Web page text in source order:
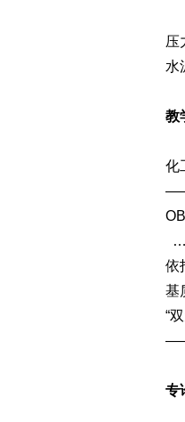
压
水
教
化
——
依
基
“
——
专